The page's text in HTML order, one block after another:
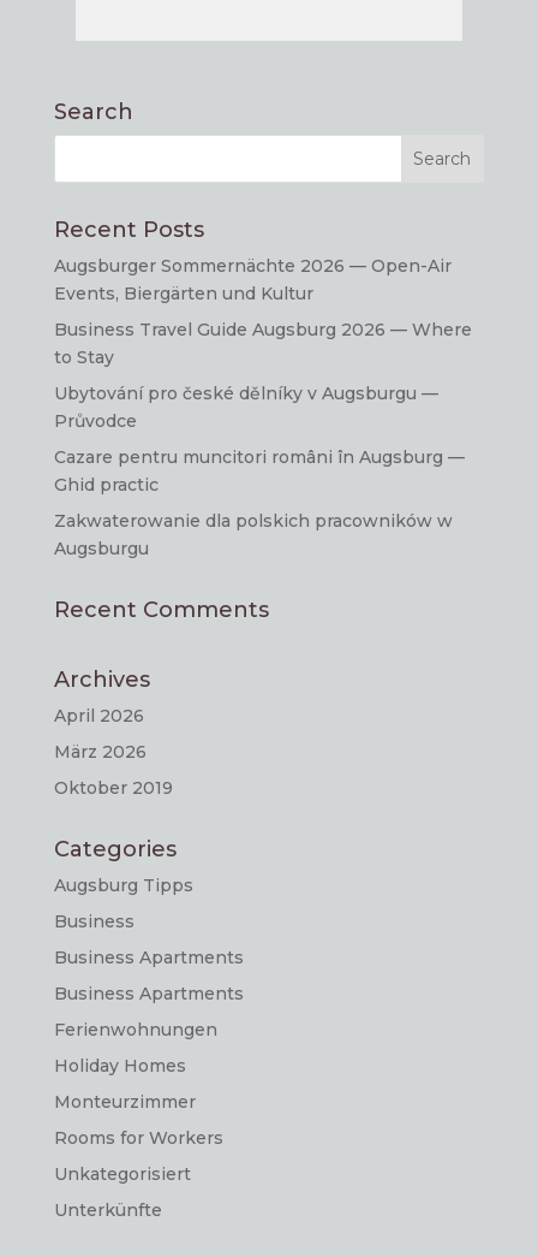
Search
Recent Posts
Augsburger Sommernächte 2026 — Open-Air
Events, Biergärten und Kultur
Business Travel Guide Augsburg 2026 — Where
to Stay
Ubytování pro české dělníky v Augsburgu —
Průvodce
Cazare pentru muncitori români în Augsburg —
Ghid practic
Zakwaterowanie dla polskich pracowników w
Augsburgu
Recent Comments
Archives
April 2026
März 2026
Oktober 2019
Categories
Augsburg Tipps
Business
Business Apartments
Business Apartments
Ferienwohnungen
Holiday Homes
Monteurzimmer
Rooms for Workers
Unkategorisiert
Unterkünfte